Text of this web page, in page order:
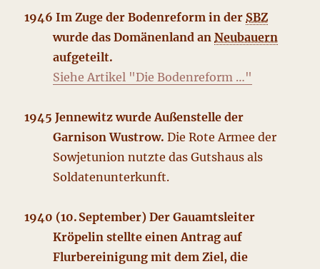
1946 Im Zuge der Bodenreform in der SBZ
wurde das Domänenland anNeubauern
aufgeteilt.
Siehe Artikel "Die Bodenreform …"
1945 Jennewitz wurde Außenstelle der
Garnison Wustrow. Die Rote Armee der
Sowjetunion nutzte das Gutshaus als
Soldatenunterkunft.
1940 (10. September) Der Gauamtsleiter
Kröpelin stellte einen Antrag auf
Flurbereinigung mit dem Ziel, die